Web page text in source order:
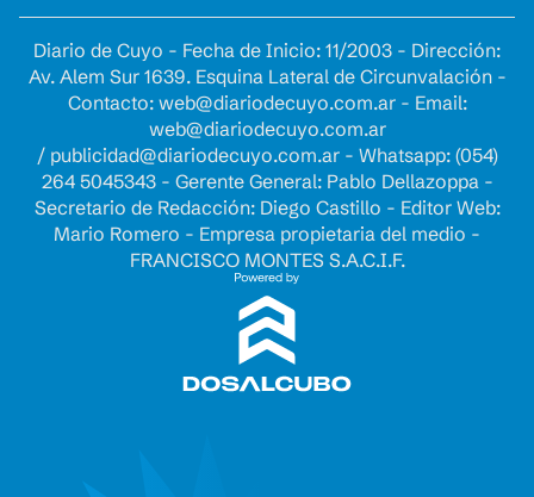
Diario de Cuyo - Fecha de Inicio: 11/2003 - Dirección:
Av. Alem Sur 1639. Esquina Lateral de Circunvalación -
Contacto: web@diariodecuyo.com.ar- Email:
web@diariodecuyo.com.ar
/ publicidad@diariodecuyo.com.ar- Whatsapp: (054)
264 5045343 - Gerente General: Pablo Dellazoppa -
Secretario de Redacción: Diego Castillo - Editor Web:
Mario Romero - Empresa propietaria del medio -
FRANCISCO MONTES S.A.C.I.F.